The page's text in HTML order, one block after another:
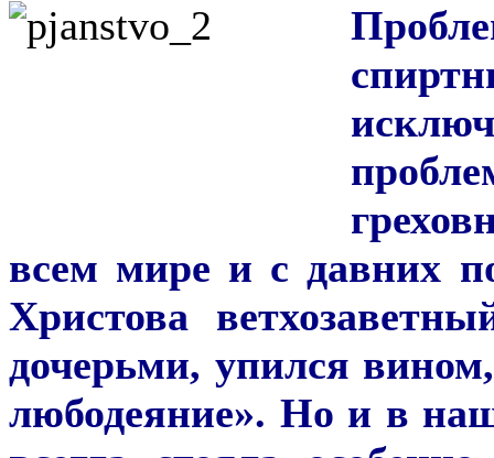
всем мире и с давних
Христова
дочерьми, упился
любодеяние». Но и в